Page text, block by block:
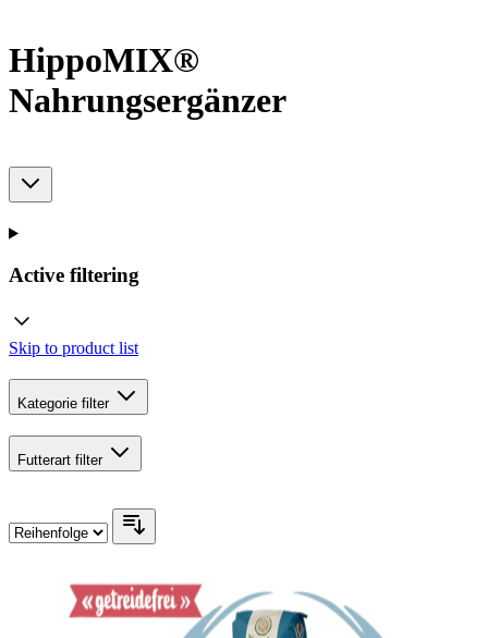
HippoMIX®
Nahrungsergänzer
Active filtering
Skip to product list
Kategorie filter
Futterart filter